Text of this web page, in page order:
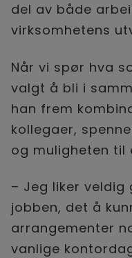
del av både
virksomhetens
Når vi spør hva
valgt å bli i
han frem
kollegaer,
og muligheten til
– Jeg liker
jobben, det å
arrangementer
vanlige